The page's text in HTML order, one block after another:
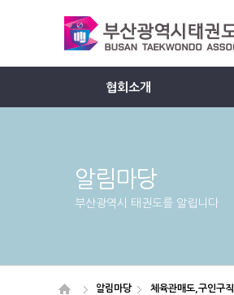
협회소개
알림마당
부산광역시 태권도를 알립니다
알림마당 체육관매도,구인구직